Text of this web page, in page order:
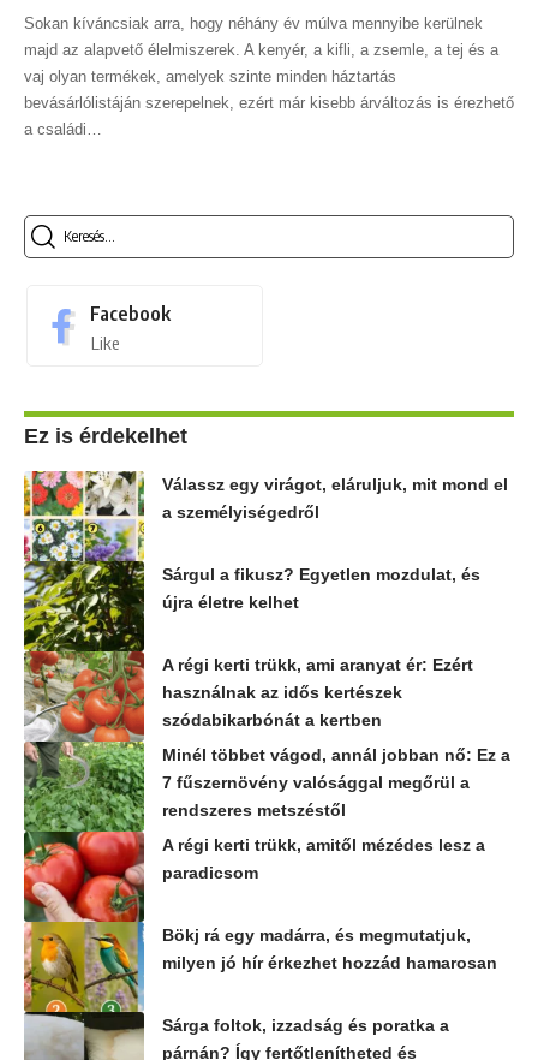
Sokan kíváncsiak arra, hogy néhány év múlva mennyibe kerülnek
majd az alapvető élelmiszerek. A kenyér, a kifli, a zsemle, a tej és a
vaj olyan termékek, amelyek szinte minden háztartás
bevásárlólistáján szerepelnek, ezért már kisebb árváltozás is érezhető
a családi…
Keresés...
Facebook
Like
Ez is érdekelhet
Válassz egy virágot, eláruljuk, mit mond el
a személyiségedről
Sárgul a fikusz? Egyetlen mozdulat, és
újra életre kelhet
A régi kerti trükk, ami aranyat ér: Ezért
használnak az idős kertészek
szódabikarbónát a kertben
Minél többet vágod, annál jobban nő: Ez a
7 fűszernövény valósággal megőrül a
rendszeres metszéstől
A régi kerti trükk, amitől mézédes lesz a
paradicsom
Bökj rá egy madárra, és megmutatjuk,
milyen jó hír érkezhet hozzád hamarosan
Sárga foltok, izzadság és poratka a
párnán? Így fertőtlenítheted és